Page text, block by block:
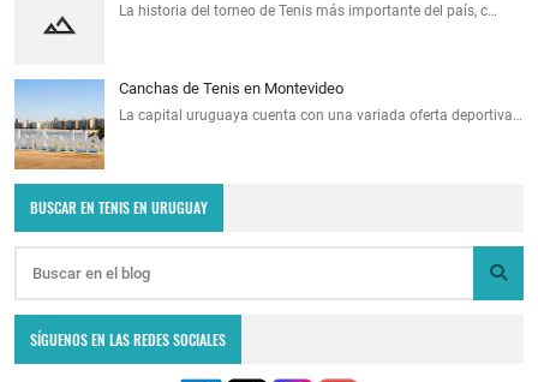
La historia del torneo de Tenis más importante del país, c…
Canchas de Tenis en Montevideo
La capital uruguaya cuenta con una variada oferta deportiva…
BUSCAR EN TENIS EN URUGUAY
SÍGUENOS EN LAS REDES SOCIALES